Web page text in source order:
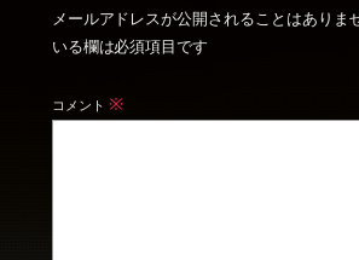
メールアドレスが公開されることはありま
いる欄は必須項目です
コメント ※